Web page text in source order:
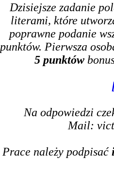
Dzisiejsze zadanie
literami, które
poprawne podanie
punktów. Pierwsza
5 punktów
Na odpowiedzi
Mail:
Prace należy podpisać